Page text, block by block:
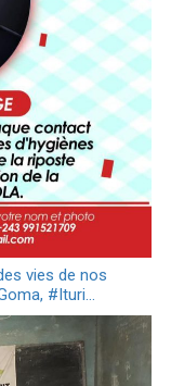
vies de nos
#Ituri…